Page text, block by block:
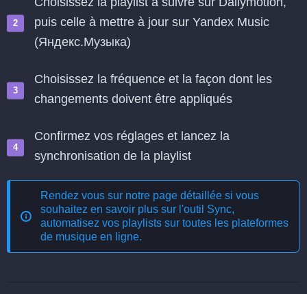
puis celle à mettre à jour sur Yandex Music
(Яндекс.Музыка)
Choisissez la fréquence et la façon dont les
changements doivent être appliqués
Confirmez vos réglages et lancez la
synchronisation de la playlist
Rendez vous sur notre page détaillée si vous
souhaitez en savoir plus sur l'outil Sync,
automatisez vos playlists sur toutes les plateformes
de musique en ligne.